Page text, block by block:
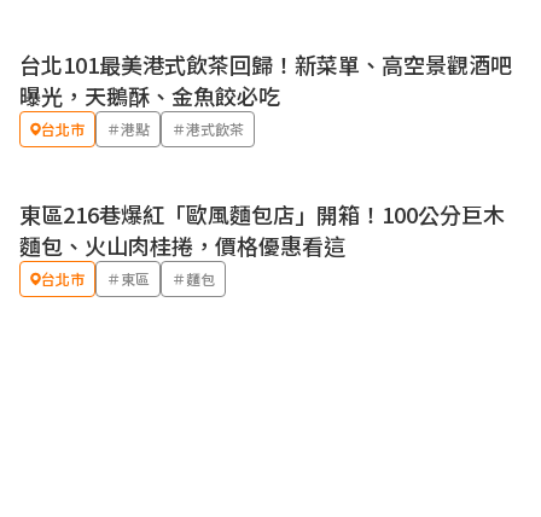
台北101最美港式飲茶回歸！新菜單、高空景觀酒吧
曝光，天鵝酥、金魚餃必吃
台北市 ＃港點 ＃港式飲茶
東區216巷爆紅「歐風麵包店」開箱！100公分巨木
麵包、火山肉桂捲，價格優惠看這
台北市 ＃東區 ＃麵包